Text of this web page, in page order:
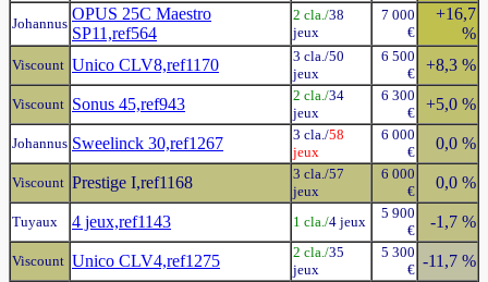
Johannus
OPUS 25C Maestro
SP11,ref564
2 cla./38
jeux
7 000
€
+16,7
%
Viscount Unico CLV8,ref1170
3 cla./50
jeux
6 500
€
+8,3 %
Viscount Sonus 45,ref943 2 cla./34
jeux
6 300
€
+5,0 %
Johannus Sweelinck 30,ref1267 3 cla./58
jeux
6 000
€
0,0 %
Viscount Prestige I,ref1168
3 cla./57
jeux
6 000
€
0,0 %
Tuyaux 4 jeux,ref1143 1 cla./4 jeux
5 900
€
-1,7 %
Viscount Unico CLV4,ref1275 2 cla./35
jeux
5 300
€ -11,7 %